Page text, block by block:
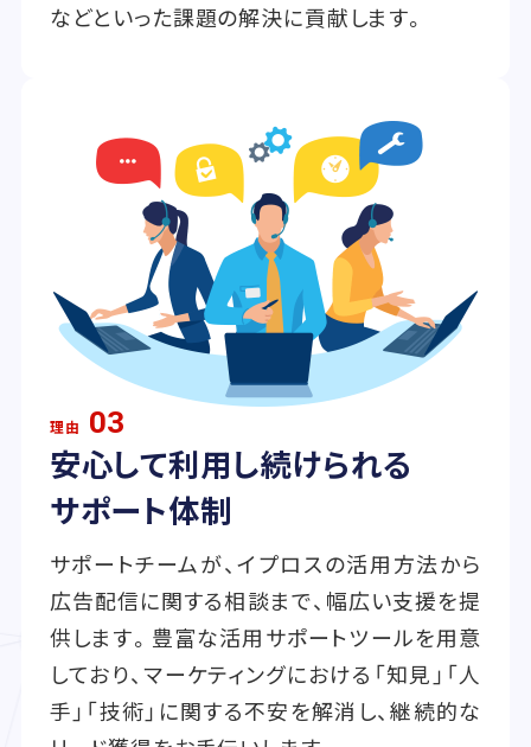
などといった課題の解決に貢献します。
理由 03
安心して利用し続けられる
サポート体制
サポートチームが、イプロスの活用方法から
広告配信に関する相談まで、幅広い支援を提
供します。豊富な活用サポートツールを用意
しており、マーケティングにおける「知見」「人
手」「技術」に関する不安を解消し、継続的な